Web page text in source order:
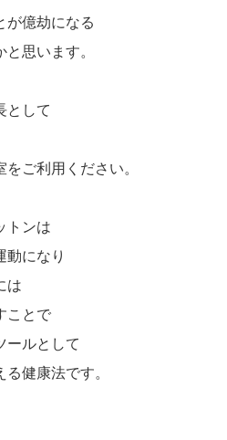
が億劫になる
思います。
として
をご利用ください。
トンは
動になり
は
ことで
ールとして
健康法です。